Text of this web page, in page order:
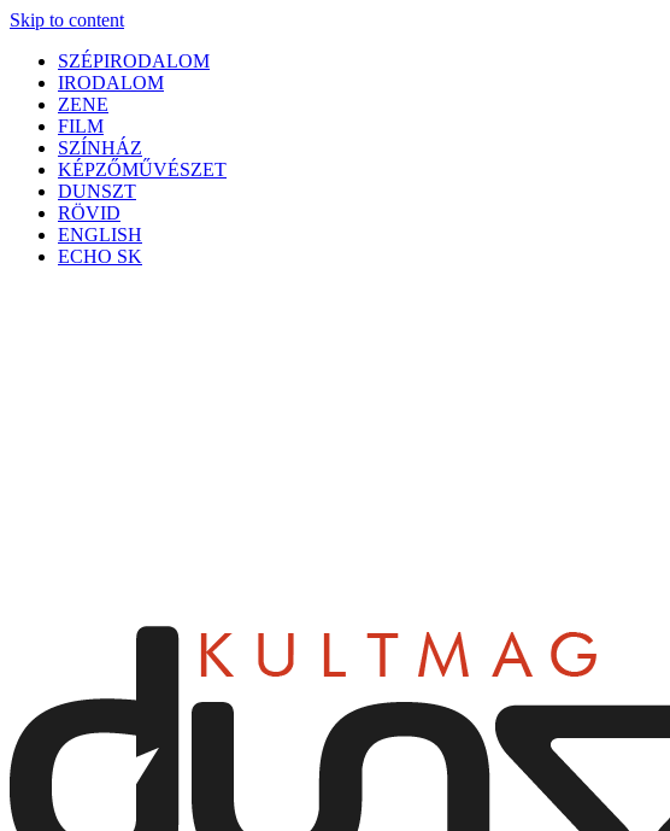
Skip to content
SZÉPIRODALOM
IRODALOM
ZENE
FILM
SZÍNHÁZ
KÉPZŐMŰVÉSZET
DUNSZT
RÖVID
ENGLISH
ECHO SK